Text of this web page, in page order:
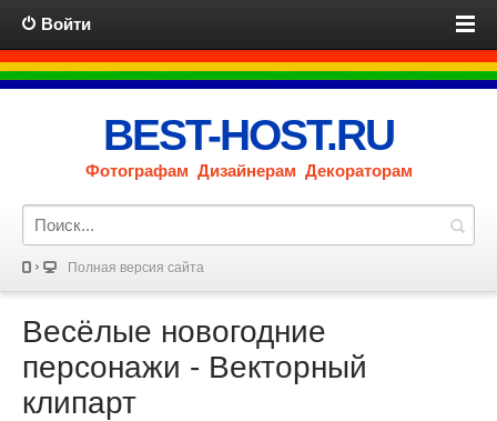
Войти
BEST-HOST.RU
Фотографам Дизайнерам Декораторам
Полная версия сайта
Весёлые новогодние
персонажи - Векторный
клипарт